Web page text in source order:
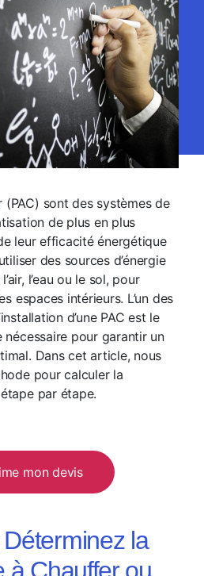
(PAC) sont des systèmes de
de plus en plus
leur efficacité énergétique
des sources d’énergie
l’eau ou le sol, pour
espaces intérieurs. L’un des
d’une PAC est le
nécessaire pour garantir un
Dans cet article, nous
pour calculer la
étape par étape.
mon devis
la
à Chauffer ou